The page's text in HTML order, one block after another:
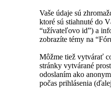
Vaše údaje sú
ktoré sú stiahnuté do
“užívateľovo id”) a
zobrazíte témy na
Môžme tiež vytvárať
stránky vytvárané
odoslaním ako
počas prihlásenia